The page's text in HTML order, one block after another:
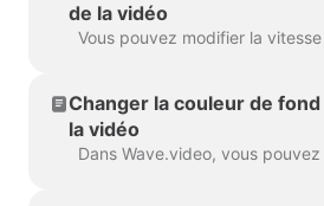
de la vidéo
Changer la couleur de fond
la vidéo